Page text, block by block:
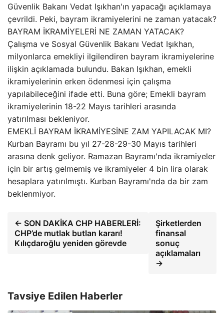
Güvenlik Bakanı Vedat Işıkhan'ın yapacağı açıklamaya
çevrildi. Peki, bayram ikramiyelerini ne zaman yatacak?
BAYRAM İKRAMİYELERİ NE ZAMAN YATACAK?
Çalışma ve Sosyal Güvenlik Bakanı Vedat Işıkhan,
milyonlarca emekliyi ilgilendiren bayram ikramiyelerine
ilişkin açıklamada bulundu. Bakan Işıkhan, emekli
ikramiyelerinin erken ödenmesi için çalışma
yapılabileceğini ifade etti. Buna göre; Emekli bayram
ikramiyelerinin 18-22 Mayıs tarihleri arasında
yatırılması bekleniyor.
EMEKLİ BAYRAM İKRAMİYESİNE ZAM YAPILACAK MI?
Kurban Bayramı bu yıl 27-28-29-30 Mayıs tarihleri
arasına denk geliyor. Ramazan Bayramı'nda ikramiyeler
için bir artış gelmemiş ve ikramiyeler 4 bin lira olarak
hesaplara yatırılmıştı. Kurban Bayramı'nda da bir zam
beklenmiyor.
← SON DAKİKA CHP HABERLERİ:
CHP’de mutlak butlan kararı!
Kılıçdaroğlu yeniden görevde
Şirketlerden
finansal
sonuç
açıklamaları
→
Tavsiye Edilen Haberler